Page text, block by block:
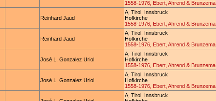
1558-1976, Ebert, Ahrend & Brunzema
Reinhard Jaud
A, Tirol, Innsbruck
Hofkirche
1558-1976, Ebert, Ahrend & Brunzema
Reinhard Jaud
A, Tirol, Innsbruck
Hofkirche
1558-1976, Ebert, Ahrend & Brunzema
José L. Gonzalez Uriol
A, Tirol, Innsbruck
Hofkirche
1558-1976, Ebert, Ahrend & Brunzema
José L. Gonzalez Uriol
A, Tirol, Innsbruck
Hofkirche
1558-1976, Ebert, Ahrend & Brunzema
A, Tirol, Innsbruck